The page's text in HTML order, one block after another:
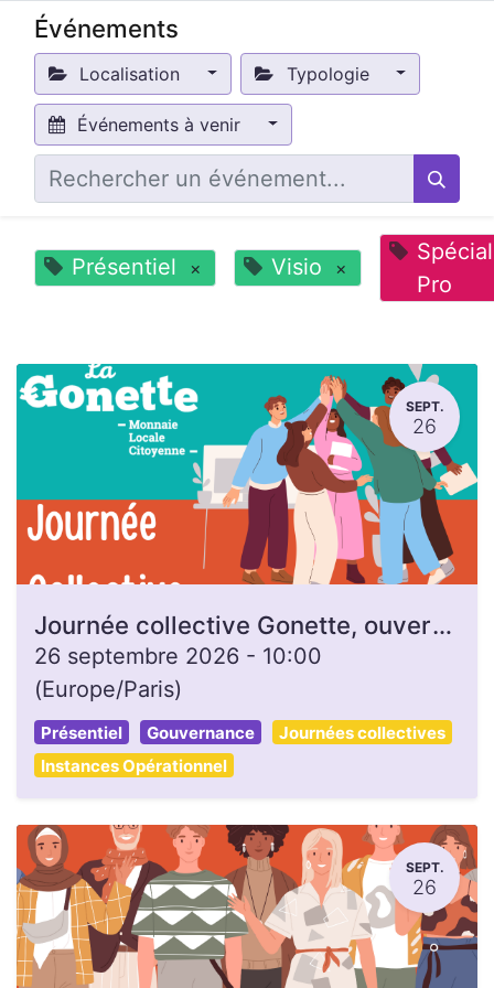
Événements
Localisation Typologie
Événements à venir
Présentiel × Visio ×
Spécial
Pro
SEPT.
26
Journée collective Gonette, ouverte à toutes et tous
26 septembre 2026 - 10:00
(Europe/Paris)
Présentiel Gouvernance
Journées collectives
Instances Opérationnel
SEPT.
26